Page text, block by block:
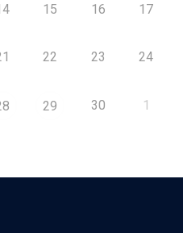
15 16 17
22 23 24
29 30 1